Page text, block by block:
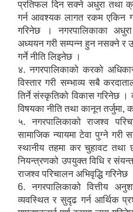
प्रतिफल दिन सक्ने अधुरा तथा
गर्न आवश्यक लागत रकम एकिन
गरिनेछ । नगरपालिकाका
अध्ययन गरी सम्पन्न हुन नसक्ने र
गर्ने नीति लिइनेछ ।
४. नगरपालिकाको करको
विस्तार गरी सम्भाव्य सबै
तिर्ने संस्कृतिको विकास गरिनेछ
विषयका नीति तथा कानून तर्जुमा,
५. नगरपालिकाको राजश्व
सामाजिक न्यायमा टेवा पुग्ने गरी
स्थानीय तहमा कर चुहावट तथा
नियन्त्रणको उपयुक्त विधि र
राजश्व परिचालन अभिवृद्धि गरिनेछ
6. नगरपालिकाको वित्तीय
व्यवस्थित र सुदृढ गर्न आर्थिक